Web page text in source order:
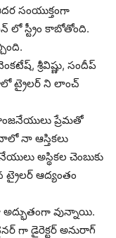
సంయుక్తంగా
లో స్ట్రీం కాబోతోంది.
శ్రీవిష్ణు, సందీప్
ట్రైలర్ ని లాంచ్
ప్రేమతో
నా ఆస్తికలు
అస్థికల చెంబుకు
ఆద్యంతం
వున్నాయి.
గా డైరెక్టర్ అనురాగ్